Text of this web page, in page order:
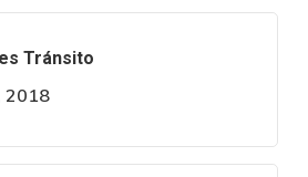
Tránsito
2018